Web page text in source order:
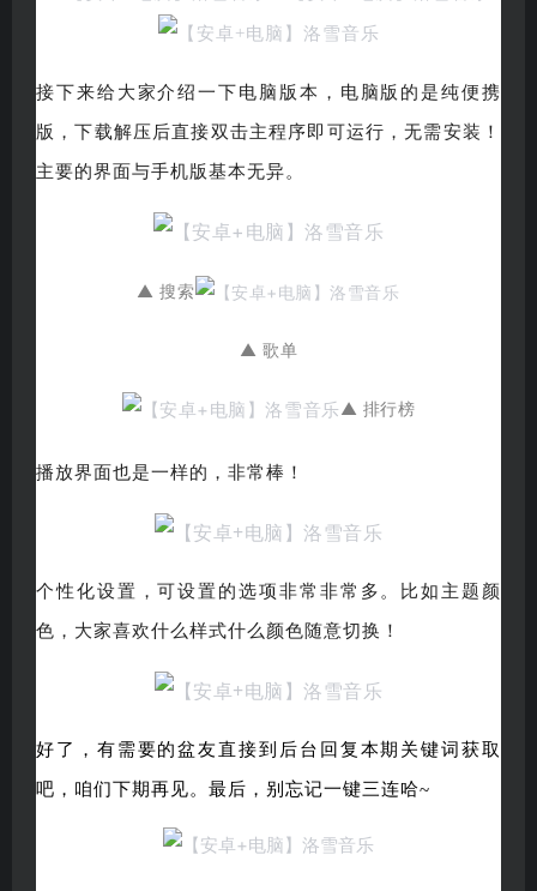
接下来给大家介绍一下电脑版本，电脑版的是纯便携
版，下载解压后直接双击主程序即可运行，无需安装！
主要的界面与手机版基本无异。
▲ 搜索
▲ 歌单
▲ 排行榜
播放界面也是一样的，非常棒！
个性化设置，可设置的选项非常非常多。比如主题颜
色，大家喜欢什么样式什么颜色随意切换！
好了，有需要的盆友直接到后台回复本期关键词获取
吧，咱们下期再见。最后，别忘记一键三连哈~